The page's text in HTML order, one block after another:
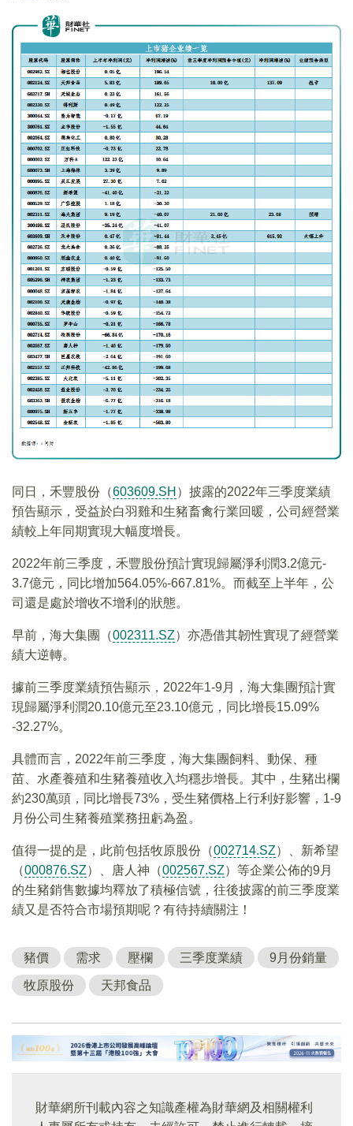
同日，禾豐股份（603609.SH ）披露的2022年三季度業績
預告顯示，受益於白羽雞和生豬畜禽行業回暖，公司經營業
績較上年同期實現大幅度增長。
2022年前三季度，禾豐股份預計實現歸屬淨利潤3.2億元-
3.7億元，同比增加564.05%-667.81%。而截至上半年，公
司還是處於增收不增利的狀態。
早前，海大集團（002311.SZ）亦憑借其韌性實現了經營業
績大逆轉。
據前三季度業績預告顯示，2022年1-9月，海大集團預計實
現歸屬淨利潤20.10億元至23.10億元，同比增長15.09%
-32.27%。
具體而言，2022年前三季度，海大集團飼料、動保、種
苗、水產養殖和生豬養殖收入均穩步增長。其中，生豬出欄
約230萬頭，同比增長73%，受生豬價格上行利好影響，1-9
月份公司生豬養殖業務扭虧為盈。
值得一提的是，此前包括牧原股份（002714.SZ）、新希望
（000876.SZ）、唐人神（002567.SZ）等企業公佈的9月
的生豬銷售數據均釋放了積極信號，往後披露的前三季度業
績又是否符合市場預期呢？有待持續關注！
豬價 需求 壓欄 三季度業績 9月份銷量
牧原股份 天邦食品
財華網所刊載內容之知識產權為財華網及相關權利